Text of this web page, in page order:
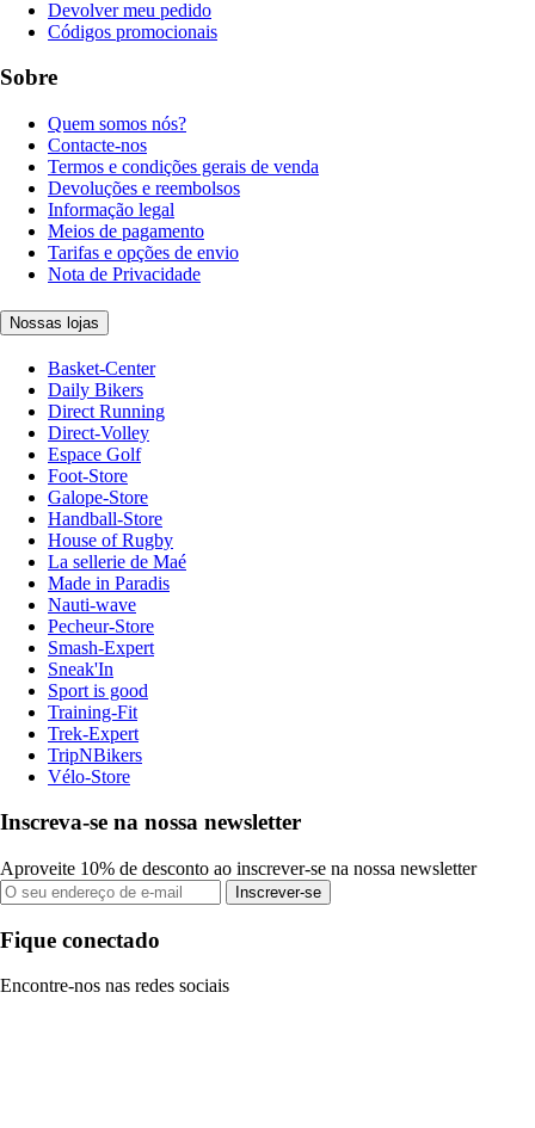
Devolver meu pedido
Códigos promocionais
Sobre
Quem somos nós?
Contacte-nos
Termos e condições gerais de venda
Devoluções e reembolsos
Informação legal
Meios de pagamento
Tarifas e opções de envio
Nota de Privacidade
Nossas lojas
Basket-Center
Daily Bikers
Direct Running
Direct-Volley
Espace Golf
Foot-Store
Galope-Store
Handball-Store
House of Rugby
La sellerie de Maé
Made in Paradis
Nauti-wave
Pecheur-Store
Smash-Expert
Sneak'In
Sport is good
Training-Fit
Trek-Expert
TripNBikers
Vélo-Store
Inscreva-se na nossa newsletter
Aproveite 10% de desconto ao inscrever-se na nossa newsletter
Inscrever-se
Fique conectado
Encontre-nos nas redes sociais